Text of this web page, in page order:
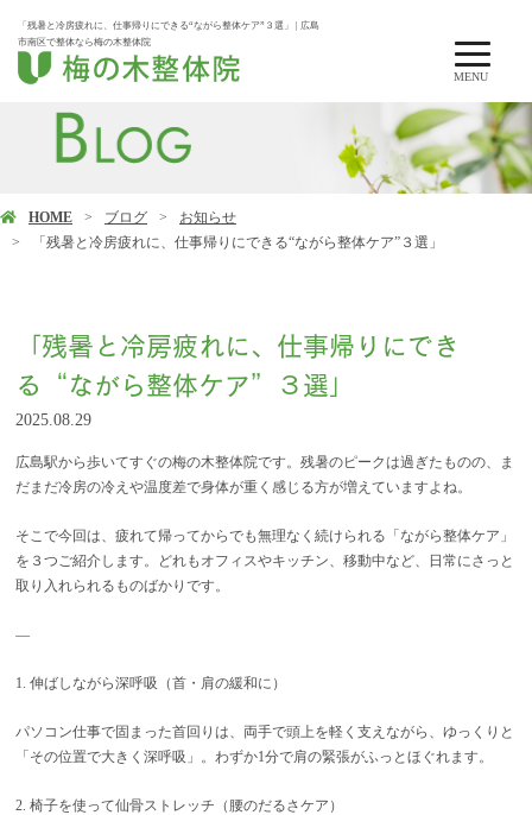
MENU
「残暑と冷房疲れに、仕事帰りにできる“ながら整体ケア”３選」 | 広島
市南区で整体なら梅の木整体院
HOME ブログ
お知らせ
「残暑と冷房疲れに、仕事帰りにできる“ながら整体ケア”３選」
「残暑と冷房疲れに、仕事帰りにでき
る“ながら整体ケア”３選」
2025.08.29
広島駅から歩いてすぐの梅の木整体院です。残暑のピークは過ぎたものの、ま
だまだ冷房の冷えや温度差で身体が重く感じる方が増えていますよね。
そこで今回は、疲れて帰ってからでも無理なく続けられる「ながら整体ケア」
を３つご紹介します。どれもオフィスやキッチン、移動中など、日常にさっと
取り入れられるものばかりです。
—
1. 伸ばしながら深呼吸（首・肩の緩和に）
パソコン仕事で固まった首回りは、両手で頭上を軽く支えながら、ゆっくりと
「その位置で大きく深呼吸」。わずか1分で肩の緊張がふっとほぐれます。
2. 椅子を使って仙骨ストレッチ（腰のだるさケア）